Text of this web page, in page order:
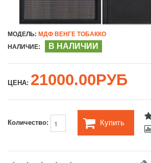
МОДЕЛЬ: МДФ ВЕНГЕ ТОБАККО
НАЛИЧИЕ:
В НАЛИЧИИ
ЦЕНА: 21000.00РУБ
Количество: Купить